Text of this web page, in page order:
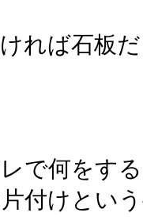
れば石板
で何をす
付けとい